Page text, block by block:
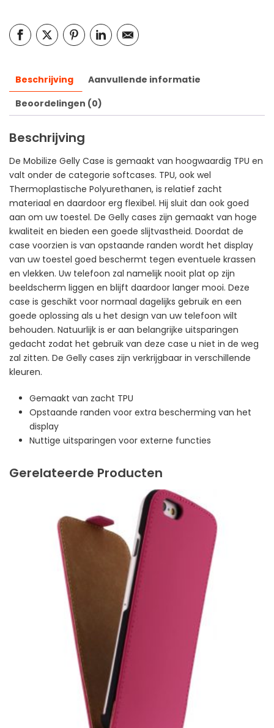
Beschrijving
Aanvullende informatie
Beoordelingen (0)
Beschrijving
De Mobilize Gelly Case is gemaakt van hoogwaardig TPU en
valt onder de categorie softcases. TPU, ook wel
Thermoplastische Polyurethanen, is relatief zacht
materiaal en daardoor erg flexibel. Hij sluit dan ook goed
aan om uw toestel. De Gelly cases zijn gemaakt van hoge
kwaliteit en bieden een goede slijtvastheid. Doordat de
case voorzien is van opstaande randen wordt het display
van uw toestel goed beschermt tegen eventuele krassen
en vlekken. Uw telefoon zal namelijk nooit plat op zijn
beeldscherm liggen en blijft daardoor langer mooi. Deze
case is geschikt voor normaal dagelijks gebruik en een
goede oplossing als u het design van uw telefoon wilt
behouden. Natuurlijk is er aan belangrijke uitsparingen
gedacht zodat het gebruik van deze case u niet in de weg
zal zitten. De Gelly cases zijn verkrijgbaar in verschillende
kleuren.
Gemaakt van zacht TPU
Opstaande randen voor extra bescherming van het
display
Nuttige uitsparingen voor externe functies
Gerelateerde Producten